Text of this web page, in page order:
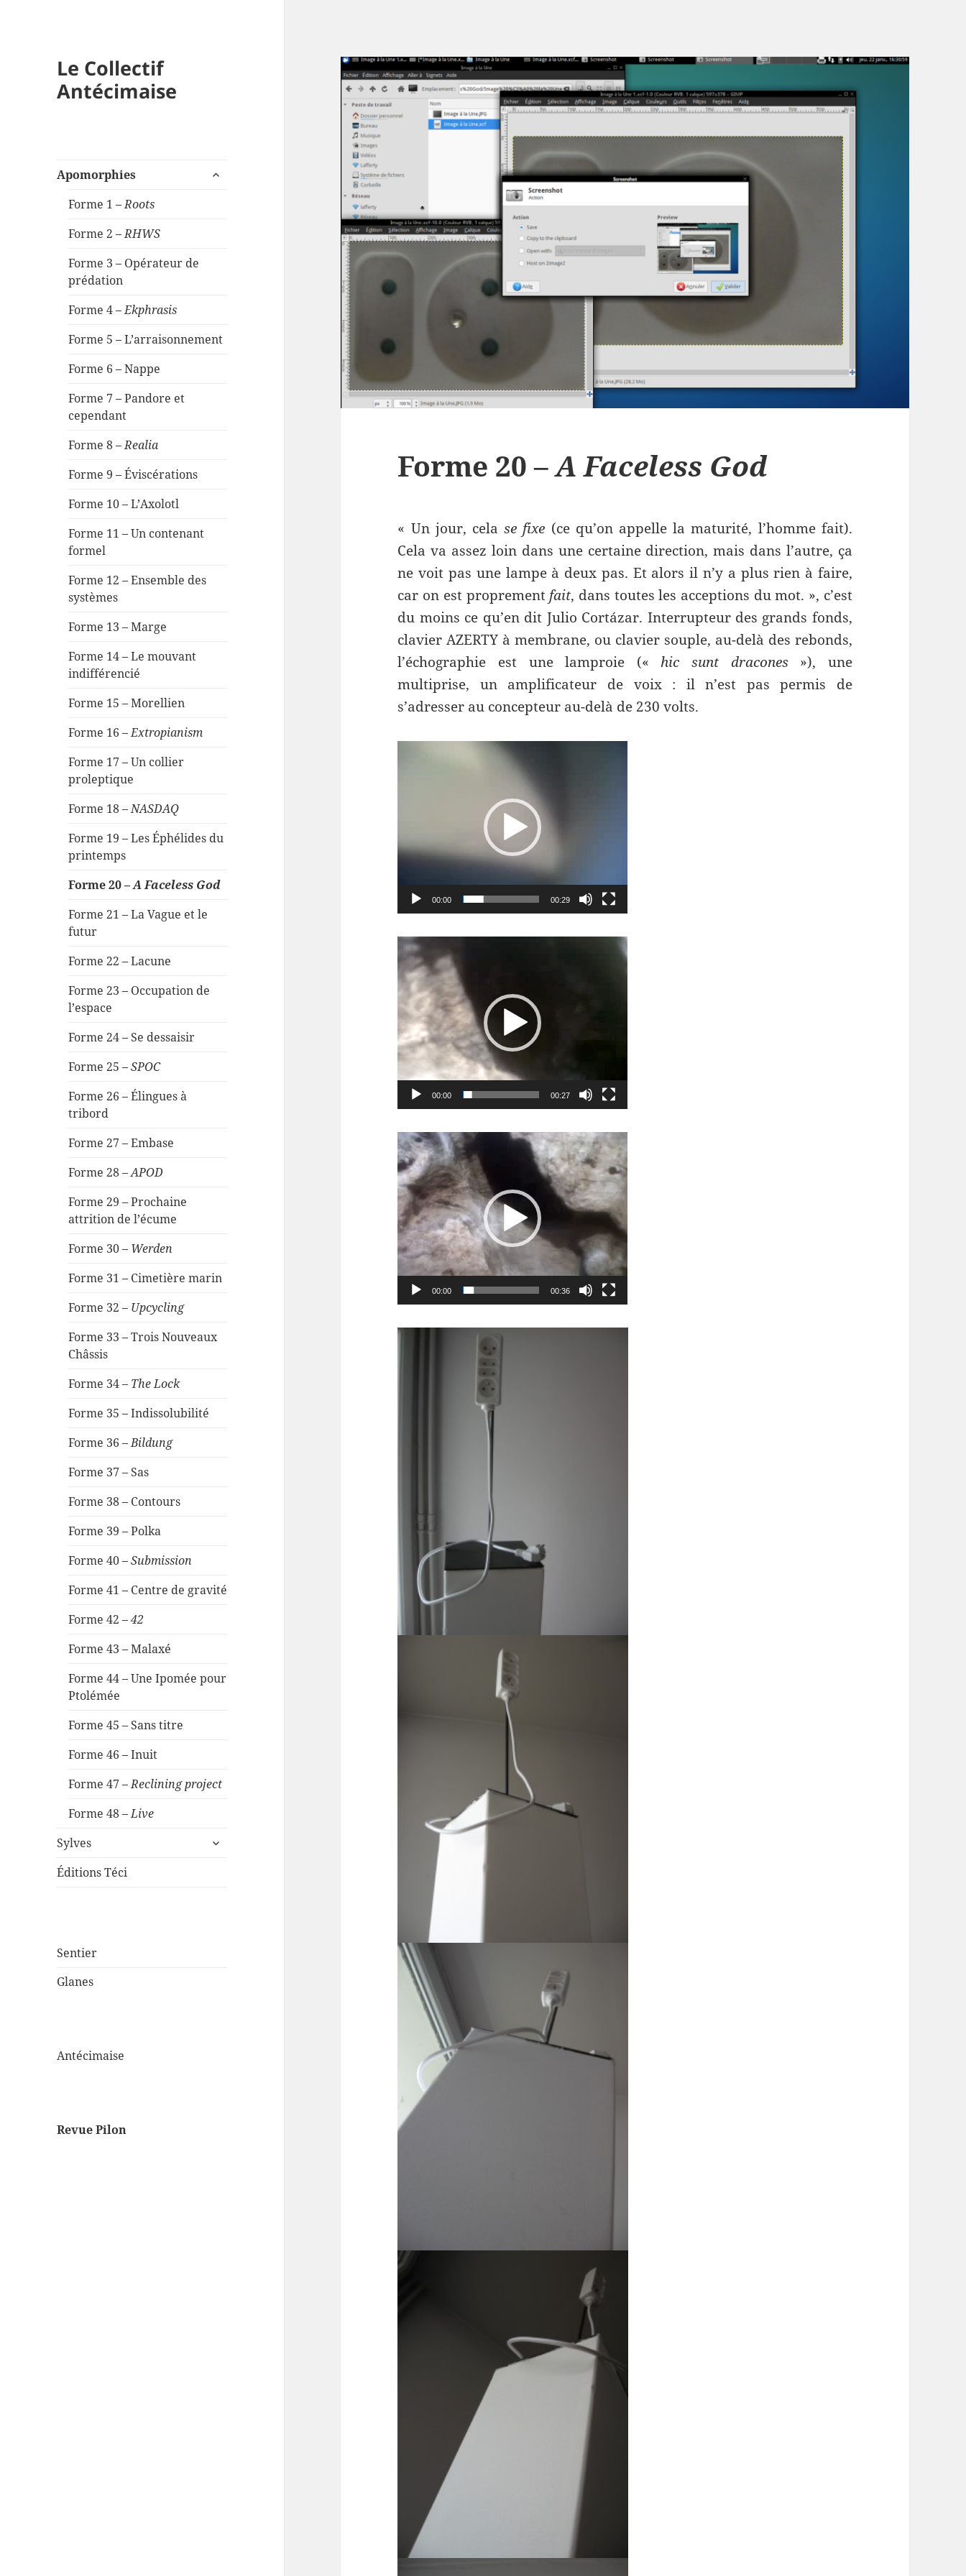
Le Collectif
Antécimaise
Apomorphies
ouvrir
Forme 1 –Roots
Forme 2 –RHWS
Forme 3 – Opérateur de
prédation
Forme 4 –Ekphrasis
Forme 5 – L’arraisonnement
Forme 6 – Nappe
Forme 7 – Pandore et
cependant
Forme 8 –Realia
Forme 9 – Éviscérations
Forme 10 – L’Axolotl
Forme 11 – Un contenant
formel
Forme 12 – Ensemble des
systèmes
Forme 13 – Marge
Forme 14 – Le mouvant
indifférencié
Forme 15 – Morellien
Forme 16 –Extropianism
Forme 17 – Un collier
proleptique
Forme 18 –NASDAQ
Forme 19 – Les Éphélides du
printemps
Forme 20 –A Faceless God
Forme 21 – La Vague et le
futur
Forme 22 – Lacune
Forme 23 – Occupation de
l’espace
Forme 24 – Se dessaisir
Forme 25 –SPOC
Forme 26 – Élingues à
tribord
Forme 27 – Embase
Forme 28 –APOD
Forme 29 – Prochaine
attrition de l’écume
Forme 30 – Werden
Forme 31 – Cimetière marin
Forme 32 – Upcycling
Forme 33 – Trois Nouveaux
Châssis
Forme 34 – The Lock
Forme 35 – Indissolubilité
Forme 36 –Bildung
Forme 37 – Sas
Forme 38 – Contours
Forme 39 – Polka
Forme 40 –Submission
Forme 41 – Centre de gravité
Forme 42 –42
Forme 43 – Malaxé
Forme 44 – Une Ipomée pour
Ptolémée
Forme 45 – Sans titre
Forme 46 – Inuit
Forme 47 –Reclining project
Forme 48 –Live
Sylves
ouvrir
Éditions Téci
Sentier
Glanes
Antécimaise
Revue Pilon
Forme 20 –A Faceless God
« Un jour, celase fixe (ce qu’on appelle la maturité, l’homme fait).
Cela va assez loin dans une certaine direction, mais dans l’autre, ça
ne voit pas une lampe à deux pas. Et alors il n’y a plus rien à faire,
car on est proprement fait, dans toutes les acceptions du mot. », c’est
du moins ce qu’en dit Julio Cortázar. Interrupteur des grands fonds,
clavier AZERTY à membrane, ou clavier souple, au-delà des rebonds,
l’échographie est une lamproie (« hic sunt dracones»), une
multiprise, un amplificateur de voix : il n’est pas permis de
s’adresser au concepteur au-delà de 230 volts.
00:00 00:29
Lecteur
vidéo
00:00 00:27
Lecteur
vidéo
00:00 00:36